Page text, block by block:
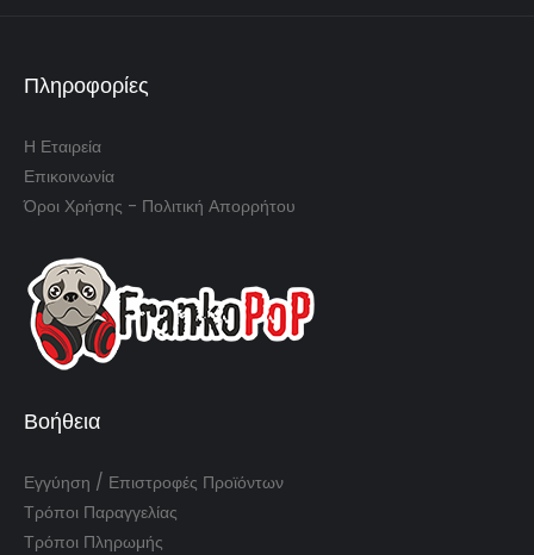
Πληροφορίες
Η Εταιρεία
Επικοινωνία
Όροι Χρήσης - Πολιτική Απορρήτου
Βοήθεια
Εγγύηση / Επιστροφές Προϊόντων
Τρόποι Παραγγελίας
Τρόποι Πληρωμής